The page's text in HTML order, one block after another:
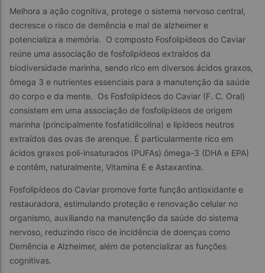
Melhora a ação cognitiva, protege o sistema nervoso central,
decresce o risco de demência e mal de alzheimer e
potencializa a memória.  O composto Fosfolipídeos do Caviar
reúne uma associação de fosfolipídeos extraídos da
biodiversidade marinha, sendo rico em diversos ácidos graxos,
ômega 3 e nutrientes essenciais para a manutenção da saúde
do corpo e da mente.  Os Fosfolipídeos do Caviar (F. C. Oral)
consistem em uma associação de fosfolipídeos de origem
marinha (principalmente fosfatidilcolina) e lipídeos neutros
extraídos das ovas de arenque. É particularmente rico em
ácidos graxos poli-insaturados (PUFAs) ômega-3 (DHA e EPA)
e contêm, naturalmente, Vitamina E e Astaxantina.
Fosfolipídeos do Caviar promove forte função antioxidante e
restauradora, estimulando proteção e renovação celular no
organismo, auxiliando na manutenção da saúde do sistema
nervoso, reduzindo risco de incidência de doenças como
Demência e Alzheimer, além de potencializar as funções
cognitivas.